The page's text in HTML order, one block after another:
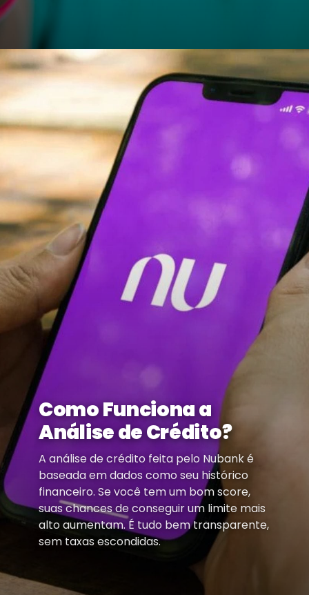
Como Funciona a
Análise de Crédito?
A análise de crédito feita pelo Nubank é
baseada em dados como seu histórico
financeiro. Se você tem um bom score,
suas chances de conseguir um limite mais
alto aumentam. É tudo bem transparente,
sem taxas escondidas.